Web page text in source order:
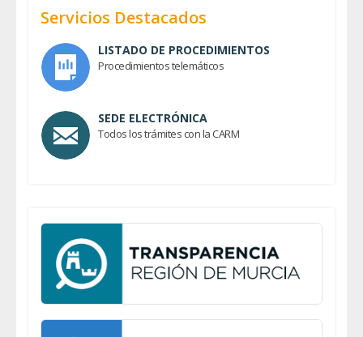
Servicios Destacados
LISTADO DE PROCEDIMIENTOS
Procedimientos telemáticos
SEDE ELECTRÓNICA
Todos los trámites con la CARM